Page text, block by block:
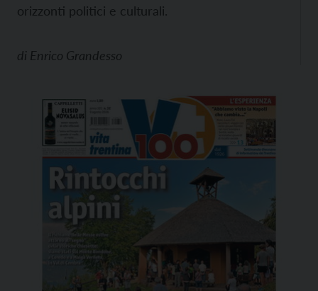
orizzonti politici e culturali.
di Enrico Grandesso